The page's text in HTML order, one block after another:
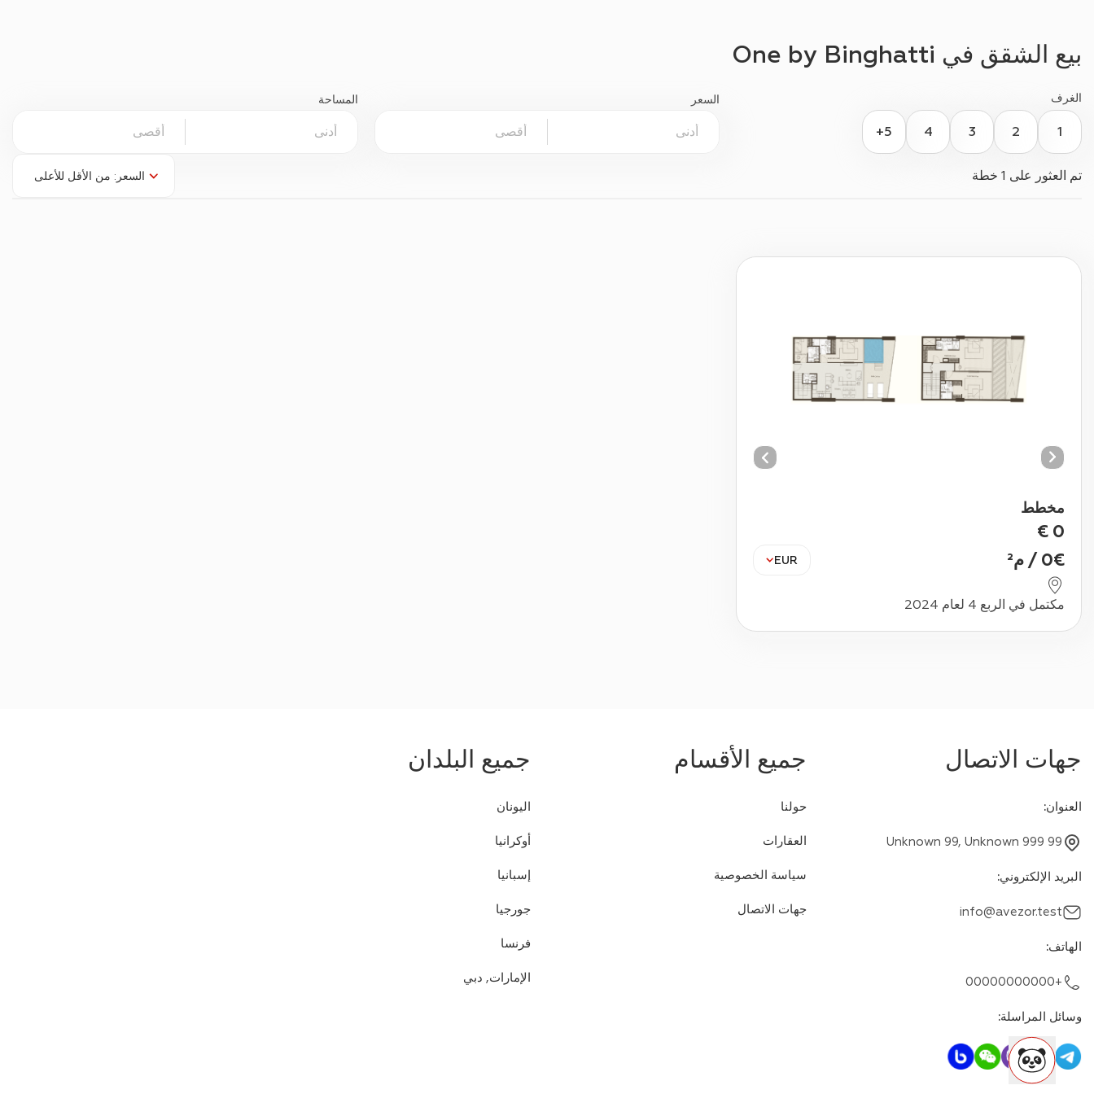
بيع الشقق في One by Binghatti
الغرف
1
2
3
4
5+
السعر المساحة
تم العثور على 1 خطة السعر: من الأقل للأعلى
مخطط
€ 0
0€
/ م² EUR
مكتمل في الربع 4 لعام 2024
جهات الاتصال
العنوان:
Unknown 99, Unknown 999 99
البريد الإلكتروني:
info@avezor.test
الهاتف:
+00000000000
وسائل المراسلة:
جميع الأقسام
حولنا
العقارات
سياسة الخصوصية
جهات الاتصال
جميع البلدان
اليونان
أوكرانيا
إسبانيا
جورجيا
فرنسا
الإمارات, دبي